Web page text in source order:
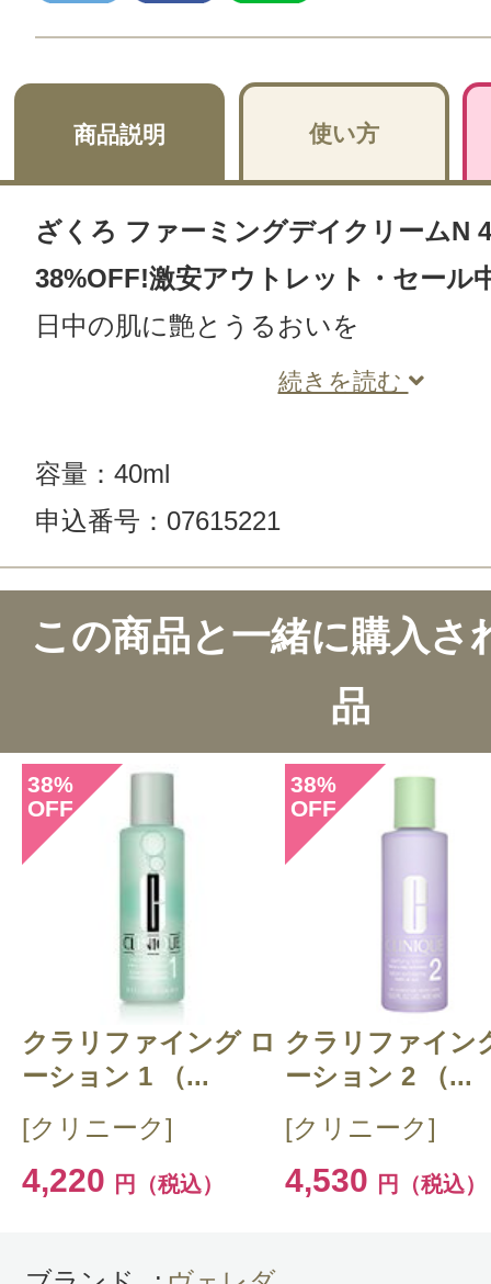
商品説明 使い方
ざくろ ファーミングデイクリームN
38%OFF!激安アウトレット・セール
日中の肌に艶とうるおいを
続きを読む
容量：40ml
申込番号：07615221
このコスメのレビューを書いて
クチコミを投稿する
CT 会員様は、マイページの「購
らクチコミ投稿すると1 商品に
ントプレゼント！
この商品と一緒に購入さ
品
38%
OFF
クラリファイング ロ
ーション 1 （...
[クリニーク]
4,220 円（税込）
38%
OFF
クラリファイン
ーション 2 （...
[クリニーク]
4,530 円（税込）